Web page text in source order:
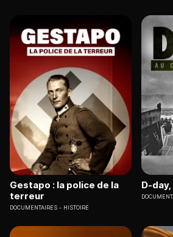
Gestapo : la police de la
terreur
DOCUMENTAIRES HISTOIRE
D-